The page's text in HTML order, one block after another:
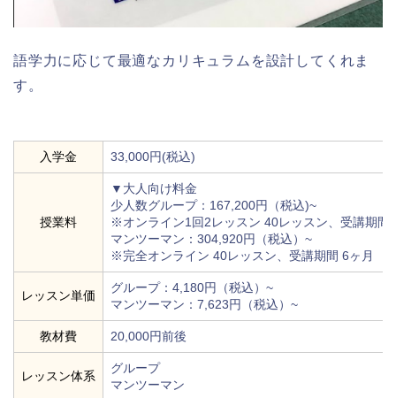
語学力に応じて最適なカリキュラムを設計してくれま
す。
入学金 33,000円(税込)
授業料
▼大人向け料金
少人数グループ：167,200円（税込)~
※オンライン1回2レッスン 40レッスン、受講期間
マンツーマン：304,920円（税込）~
※完全オンライン 40レッスン、受講期間 6ヶ月
レッスン単価
グループ：4,180円（税込）~
マンツーマン：7,623円（税込）~
教材費 20,000円前後
レッスン体系
グループ
マンツーマン